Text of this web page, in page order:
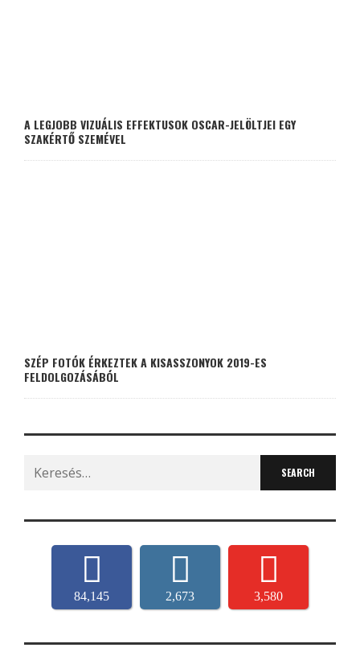
A LEGJOBB VIZUÁLIS EFFEKTUSOK OSCAR-JELÖLTJEI EGY
SZAKÉRTŐ SZEMÉVEL
SZÉP FOTÓK ÉRKEZTEK A KISASSZONYOK 2019-ES
FELDOLGOZÁSÁBÓL
Search
for:
84,145 2,673 3,580